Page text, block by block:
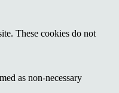
These cookies do not
as non-necessary